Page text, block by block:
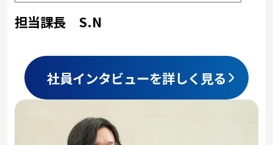
担当課長 S.N
社員インタビューを詳しく見る